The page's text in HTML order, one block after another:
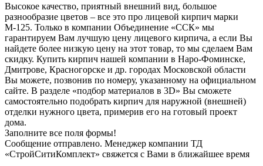
Высокое качество, приятный внешний вид, большое
разнообразие цветов – все это про лицевой кирпич марки
М-125. Только в компании Объединение «ССК» мы
гарантируем Вам лучшую цену лицевого кирпича, а если Вы
найдете более низкую цену на этот товар, то мы сделаем Вам
скидку. Купить кирпич нашей компании в Наро-Фоминске,
Дмитрове, Красногорске и др. городах Московской области
Вы можете, позвонив по номеру, указанному на официальном
сайте. В разделе «подбор материалов в 3D» Вы сможете
самостоятельно подобрать кирпич для наружной (внешней)
отделки нужного цвета, примерив его на готовый проект
дома.
Заполните все поля формы!
Сообщение отправлено. Менеджер компании ТД
«СтройСитиКомплект» свяжется с Вами в ближайшее время